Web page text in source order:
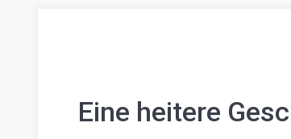
Eine heitere